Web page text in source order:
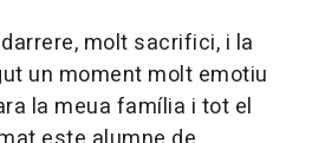
molt sacrifici, i la
un moment molt emotiu
la meua família i tot el